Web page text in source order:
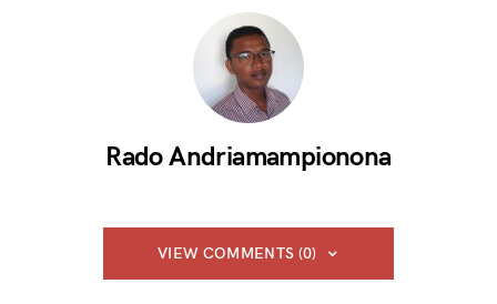
Rado Andriamampionona
VIEW COMMENTS (0)